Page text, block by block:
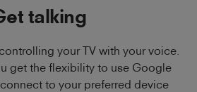
talking
your TV with your voice.
get the flexibility to use Google
to your preferred device